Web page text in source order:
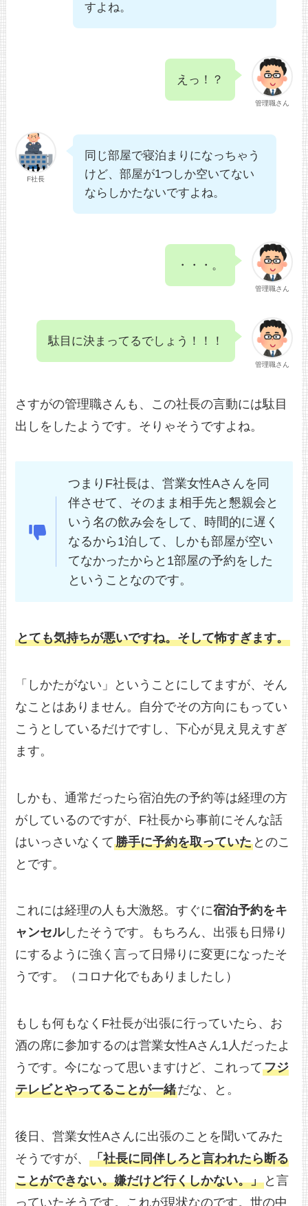
すよね。
管理職さん
えっ！？
F社長
同じ部屋で寝泊まりになっちゃう
けど、部屋が1つしか空いてない
ならしかたないですよね。
管理職さん
・・・。
管理職さん
駄目に決まってるでしょう！！！
さすがの管理職さんも、この社長の言動には駄目
出しをしたようです。そりゃそうですよね。
つまりF社長は、営業女性Aさんを同
伴させて、そのまま相手先と懇親会と
いう名の飲み会をして、時間的に遅く
なるから1泊して、しかも部屋が空い
てなかったからと1部屋の予約をした
ということなのです。
とても気持ちが悪いですね。そして怖すぎます。
「しかたがない」ということにしてますが、そん
なことはありません。自分でその方向にもってい
こうとしているだけですし、下心が見え見えすぎ
ます。
しかも、通常だったら宿泊先の予約等は経理の方
がしているのですが、F社長から事前にそんな話
はいっさいなくて勝手に予約を取っていた とのこ
とです。
これには経理の人も大激怒。すぐに宿泊予約をキ
ャンセルしたそうです。もちろん、出張も日帰り
にするように強く言って日帰りに変更になったそ
うです。（コロナ化でもありましたし）
もしも何もなくF社長が出張に行っていたら、お
酒の席に参加するのは営業女性Aさん1人だったよ
うです。今になって思いますけど、これってフジ
テレビとやってることが一緒だな、と。
後日、営業女性Aさんに出張のことを聞いてみた
そうですが、「社長に同伴しろと言われたら断る
ことができない。嫌だけど行くしかない。」 と言
っていたそうです。これが現状なのです。世の中